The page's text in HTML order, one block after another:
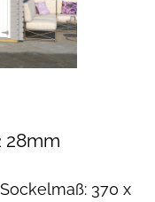
28mm
370 x